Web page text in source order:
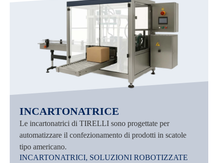
INCARTONATRICE
Le incartonatrici di TIRELLI sono progettate per
automatizzare il confezionamento di prodotti in scatole
tipo americano.
INCARTONATRICI, SOLUZIONI ROBOTIZZATE